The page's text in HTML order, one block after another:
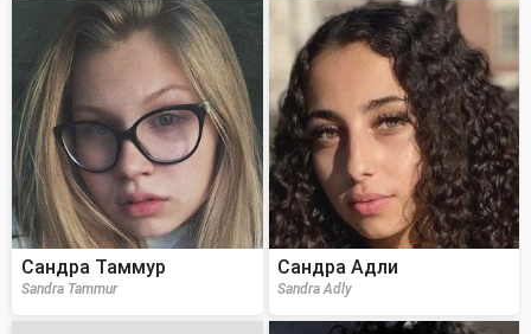
Сандра Таммур
Sandra Tammur
Сандра Адли
Sandra Adly